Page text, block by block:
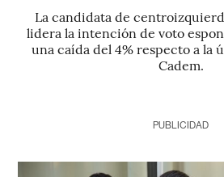
La candidata de
lidera la intención de voto
una caída del 4% respecto a la
Cadem.
PUBLICIDAD